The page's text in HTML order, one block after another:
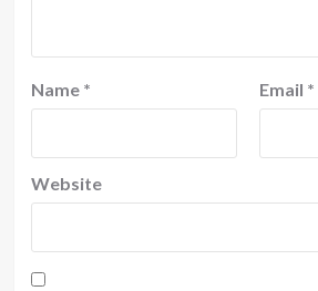
Name * Email *
Website